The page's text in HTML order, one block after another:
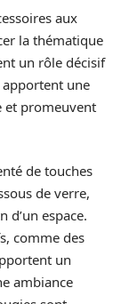
aux
la thématique
un rôle décisif
apportent une
et promeuvent
de touches
de verre,
espace.
comme des
un
ambiance